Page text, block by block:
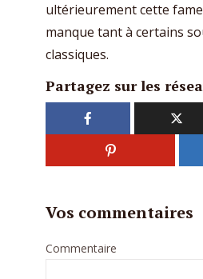
ultérieurement cette
manque tant à certains
classiques.
Partagez sur les
Vos commentaires
Commentaire